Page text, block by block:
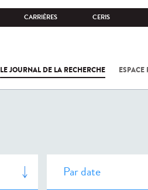
CARRIÈRES CERIS
LE JOURNAL DE LA RECHERCHE ESPACE